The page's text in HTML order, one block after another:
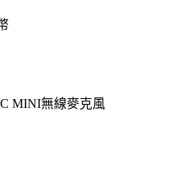
MINI無線麥克風